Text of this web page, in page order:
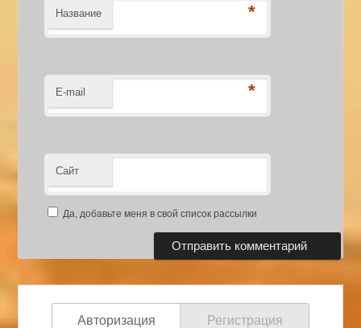
Название *
E-mail *
Сайт
Да, добавьте меня в свой список рассылки
Авторизация Регистрация